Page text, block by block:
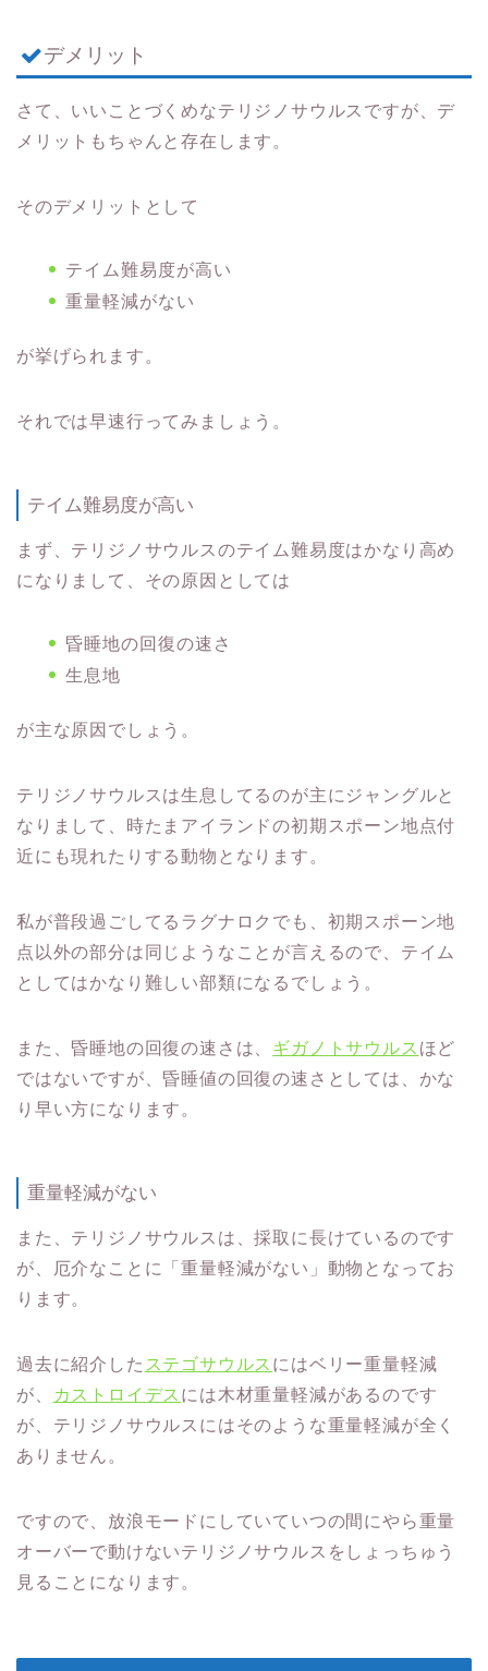
デメリット
さて、いいことづくめなテリジノサウルスですが、デ
メリットもちゃんと存在します。
そのデメリットとして
テイム難易度が高い
重量軽減がない
が挙げられます。
それでは早速行ってみましょう。
テイム難易度が高い
まず、テリジノサウルスのテイム難易度はかなり高め
になりまして、その原因としては
昏睡地の回復の速さ
生息地
が主な原因でしょう。
テリジノサウルスは生息してるのが主にジャングルと
なりまして、時たまアイランドの初期スポーン地点付
近にも現れたりする動物となります。
私が普段過ごしてるラグナロクでも、初期スポーン地
点以外の部分は同じようなことが言えるので、テイム
としてはかなり難しい部類になるでしょう。
また、昏睡地の回復の速さは、 ギガノトサウルス ほど
ではないですが、昏睡値の回復の速さとしては、かな
り早い方になります。
重量軽減がない
また、テリジノサウルスは、採取に長けているのです
が、厄介なことに「重量軽減がない」動物となってお
ります。
過去に紹介した ステゴサウルス にはベリー重量軽減
が、
カストロイデス には木材重量軽減があるのです
が、テリジノサウルスにはそのような重量軽減が全く
ありません。
ですので、放浪モードにしていていつの間にやら重量
オーバーで動けないテリジノサウルスをしょっちゅう
見ることになります。